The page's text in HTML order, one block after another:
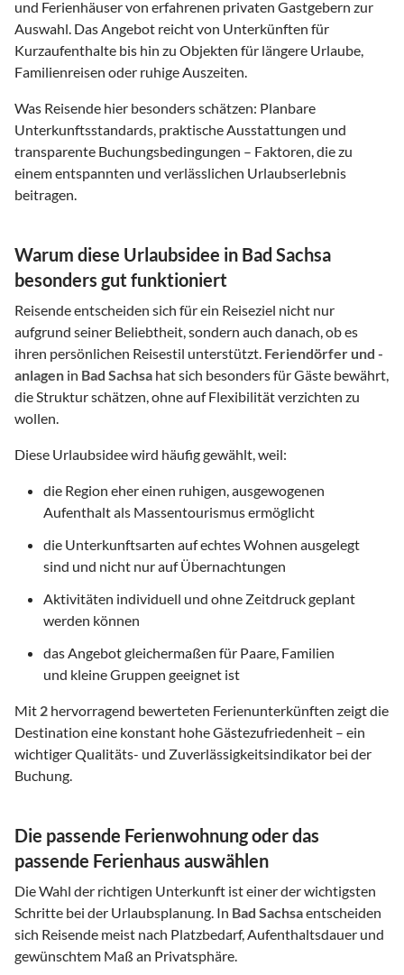
und Ferienhäuser von erfahrenen privaten Gastgebern zur
Auswahl. Das Angebot reicht von Unterkünften für
Kurzaufenthalte bis hin zu Objekten für längere Urlaube,
Familienreisen oder ruhige Auszeiten.
Was Reisende hier besonders schätzen: Planbare
Unterkunftsstandards, praktische Ausstattungen und
transparente Buchungsbedingungen – Faktoren, die zu
einem entspannten und verlässlichen Urlaubserlebnis
beitragen.
Warum diese Urlaubsidee in Bad Sachsa
besonders gut funktioniert
Reisende entscheiden sich für ein Reiseziel nicht nur
aufgrund seiner Beliebtheit, sondern auch danach, ob es
ihren persönlichen Reisestil unterstützt. Feriendörfer und -
anlagen in Bad Sachsa hat sich besonders für Gäste bewährt,
die Struktur schätzen, ohne auf Flexibilität verzichten zu
wollen.
Diese Urlaubsidee wird häufig gewählt, weil:
die Region eher einen ruhigen, ausgewogenen
Aufenthalt als Massentourismus ermöglicht
die Unterkunftsarten auf echtes Wohnen ausgelegt
sind und nicht nur auf Übernachtungen
Aktivitäten individuell und ohne Zeitdruck geplant
werden können
das Angebot gleichermaßen für Paare, Familien
und kleine Gruppen geeignet ist
Mit 2 hervorragend bewerteten Ferienunterkünften zeigt die
Destination eine konstant hohe Gästezufriedenheit – ein
wichtiger Qualitäts- und Zuverlässigkeitsindikator bei der
Buchung.
Die passende Ferienwohnung oder das
passende Ferienhaus auswählen
Die Wahl der richtigen Unterkunft ist einer der wichtigsten
Schritte bei der Urlaubsplanung. In Bad Sachsaentscheiden
sich Reisende meist nach Platzbedarf, Aufenthaltsdauer und
gewünschtem Maß an Privatsphäre.